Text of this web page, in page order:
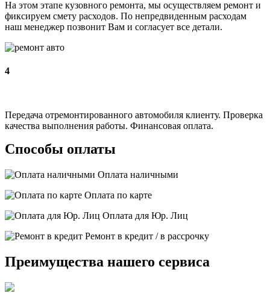
На этом этапе кузовного ремонта, мы осуществляем ремонт и
фиксируем смету расходов. По непредвиденным расходам
наш менеджер позвонит Вам и согласует все детали.
4
Передача отремонтированного автомобиля клиенту. Проверка
качества выполнения работы. Финансовая оплата.
Способы оплаты
Оплата наличными
Оплата по карте
Оплата для Юр. Лиц
Ремонт в кредит / в рассрочку
Преимущества нашего сервиса